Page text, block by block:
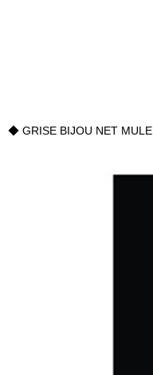
◆ GRISE BIJOU NET MULE